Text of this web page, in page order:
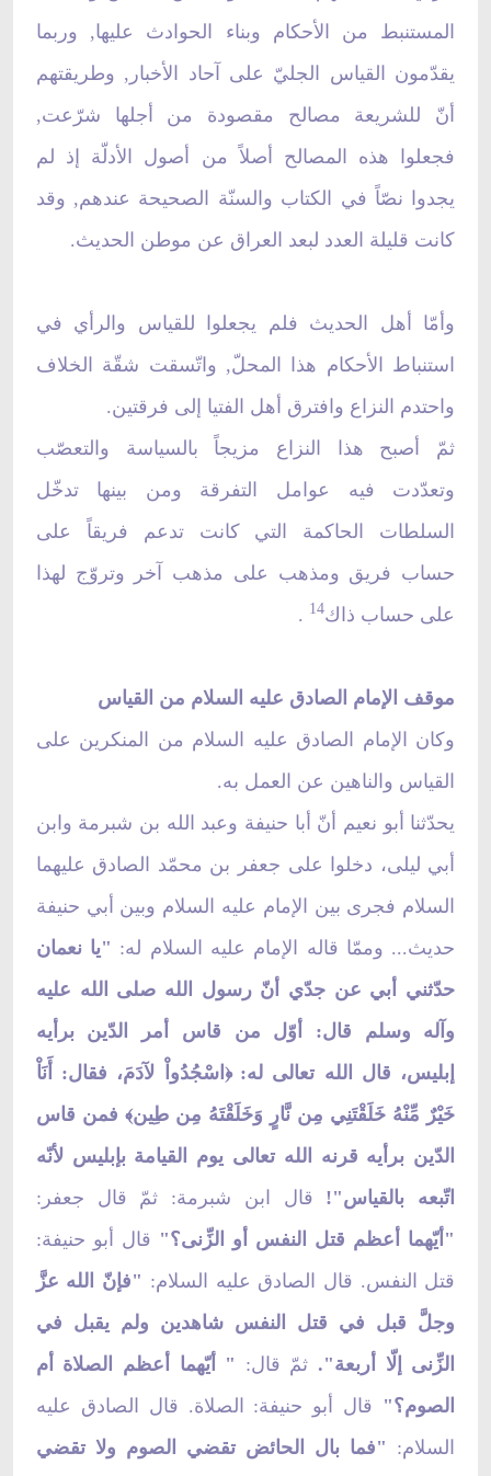
المستنبط من الأحكام وبناء الحوادث عليها, وربما
يقدّمون القياس الجليّ على آحاد الأخبار, وطريقتهم
أنّ للشريعة مصالح مقصودة من أجلها شرّعت,
فجعلوا هذه المصالح أصلاً من أصول الأدلّة إذ لم
يجدوا نصّاً في الكتاب والسنّة الصحيحة عندهم, وقد
كانت قليلة العدد لبعد العراق عن موطن الحديث.
وأمّا أهل الحديث فلم يجعلوا للقياس والرأي في
استنباط الأحكام هذا المحلّ, واتّسقت شقّة الخلاف
واحتدم النزاع وافترق أهل الفتيا إلى فرقتين.
ثمّ أصبح هذا النزاع مزيجاً بالسياسة والتعصّب
وتعدّدت فيه عوامل التفرقة ومن بينها تدخّل
السلطات الحاكمة التي كانت تدعم فريقاً على
حساب فريق ومذهب على مذهب آخر وتروّج لهذا
على حساب ذاك14
.
موقف الإمام الصادق عليه السلام من القياس
وكان الإمام الصادق عليه السلام من المنكرين على
القياس والناهين عن العمل به.
يحدّثنا أبو نعيم أنّ أبا حنيفة وعبد الله بن شبرمة وابن
أبي ليلى، دخلوا على جعفر بن محمّد الصادق عليهما
السلام فجرى بين الإمام عليه السلام وبين أبي حنيفة
حديث... وممّا قاله الإمام عليه السلام له: "يا نعمان
حدّثني أبي عن جدّي أنّ رسول الله صلى الله عليه
وآله وسلم قال: أوّل من قاس أمر الدّين برأيه
إبليس، قال الله تعالى له: ﴿ اسْجُدُواْ لآدَمَ، فقال: أَنَاْ
خَيْرٌ مِّنْهُ خَلَقْتَنِي مِن نَّارٍ وَخَلَقْتَهُ مِن طِين﴾ فمن قاس
الدّين برأيه قرنه الله تعالى يوم القيامة بإبليس لأنّه
اتّبعه بالقياس"! قال ابن شبرمة: ثمّ قال جعفر:
"أيّهما أعظم قتل النفس أو الزِّنى؟" قال أبو حنيفة:
قتل النفس. قال الصادق عليه السلام: "فإنّ الله عزَّ
وجلَّ قبل في قتل النفس شاهدين ولم يقبل في
الزِّنى إلّا أربعة". ثمّ قال: " أيّهما أعظم الصلاة أم
الصوم؟" قال أبو حنيفة: الصلاة. قال الصادق عليه
السلام: "فما بال الحائض تقضي الصوم ولا تقضي